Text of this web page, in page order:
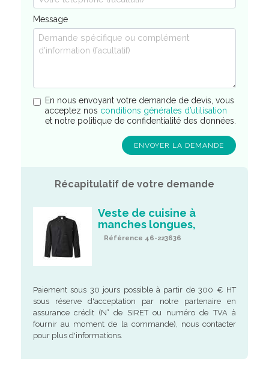
Message
En nous envoyant votre demande de devis, vous
acceptez nos conditions générales d’utilisation
et notre politique de confidentialité des données.
Récapitulatif de votre demande
Veste de cuisine à
manches longues,
Référence 46-223636
Paiement sous 30 jours possible à partir de 300 € HT
sous réserve d'acceptation par notre partenaire en
assurance crédit (N° de SIRET ou numéro de TVA à
fournir au moment de la commande), nous contacter
pour plus d'informations.